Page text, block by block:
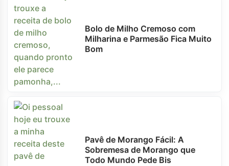
Bolo de Milho Cremoso com
Milharina e Parmesão Fica Muito
Bom
Pavê de Morango Fácil: A
Sobremesa de Morango que
Todo Mundo Pede Bis